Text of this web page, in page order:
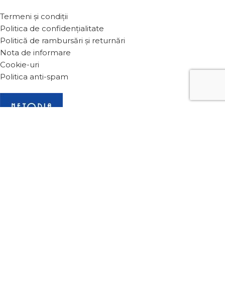
Termeni și condiții
Politica de confidențialitate
Politică de rambursări și returnări
Nota de informare
Cookie-uri
Politica anti-spam